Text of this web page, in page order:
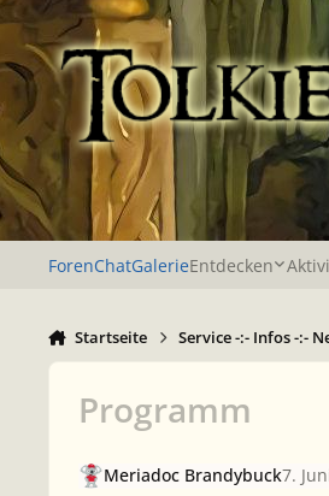
Zu Inhalt springen
ForenChatGalerieEntdecken
Startseite Service -:- Infos -:-
Programm
Meriadoc Brandybuck7.